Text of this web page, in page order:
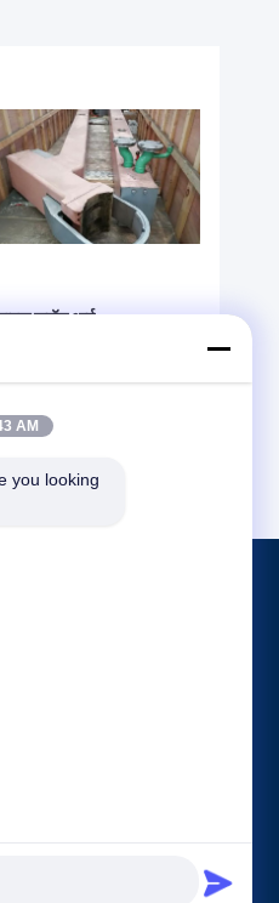
क्रॉस आर्म
सबसे अच्छी कीमत
AM
you looking